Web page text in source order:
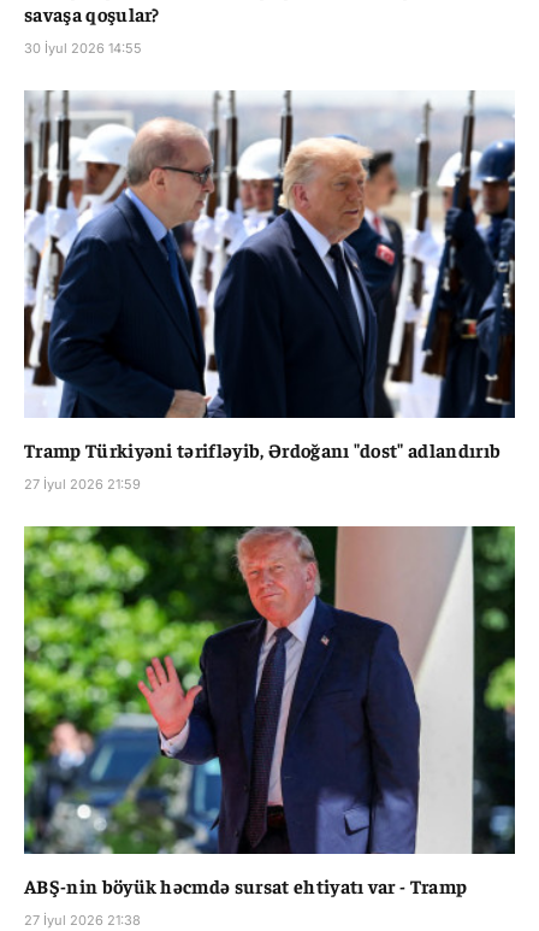
savaşa qoşular?
30 İyul 2026 14:55
Tramp Türkiyəni tərifləyib, Ərdoğanı "dost" adlandırıb
27 İyul 2026 21:59
ABŞ-nin böyük həcmdə sursat ehtiyatı var - Tramp
27 İyul 2026 21:38